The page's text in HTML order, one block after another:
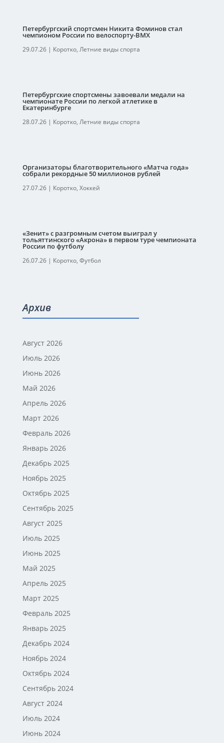
Петербургский спортсмен Никита Фоминов стал
чемпионом России по велоспорту-ВМХ
29.07.26| Коротко, Летние виды спорта
Петербургские спортсмены завоевали медали на
чемпионате России по легкой атлетике в
Екатеринбурге
28.07.26| Коротко, Летние виды спорта
Организаторы благотворительного «Матча года»
собрали рекордные 50 миллионов рублей
27.07.26| Коротко, Хоккей
«Зенит» с разгромным счетом выиграл у
тольяттинского «Акрона» в первом туре чемпионата
России по футболу
26.07.26| Коротко, Футбол
Архив
Август 2026
Июль 2026
Июнь 2026
Май 2026
Апрель 2026
Март 2026
Февраль 2026
Январь 2026
Декабрь 2025
Ноябрь 2025
Октябрь 2025
Сентябрь 2025
Август 2025
Июль 2025
Июнь 2025
Май 2025
Апрель 2025
Март 2025
Февраль 2025
Январь 2025
Декабрь 2024
Ноябрь 2024
Октябрь 2024
Сентябрь 2024
Август 2024
Июль 2024
Июнь 2024